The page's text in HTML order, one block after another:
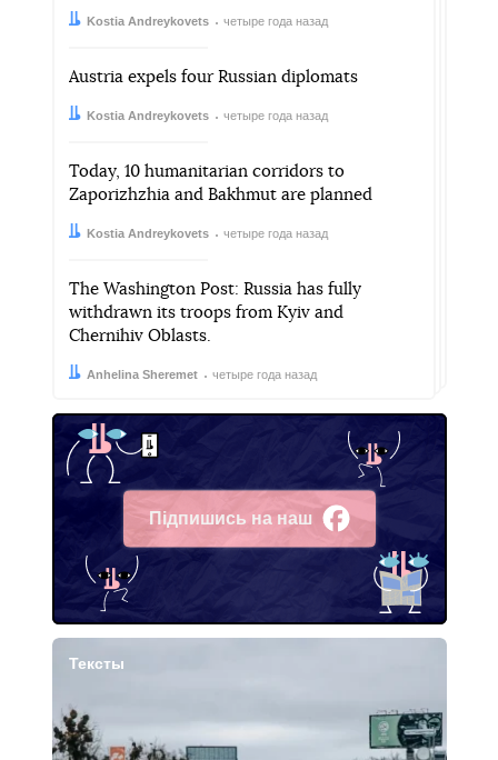
Автор:Kostia Andreykovets
Дата: четыре года назад
Austria expels four Russian diplomats
Автор:Kostia Andreykovets
Дата: четыре года назад
Today, 10 humanitarian corridors to
Zaporizhzhia and Bakhmut are planned
Автор:Kostia Andreykovets
Дата: четыре года назад
The Washington Post: Russia has fully
withdrawn its troops from Kyiv and
Chernihiv Oblasts.
Автор:
Anhelina Sheremet
Дата: четыре года назад
Підпишись на наш
Facebook
Тексты